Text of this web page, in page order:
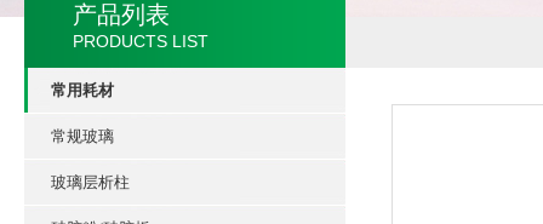
产品列表
PRODUCTS LIST
常用耗材
常规玻璃
玻璃层析柱